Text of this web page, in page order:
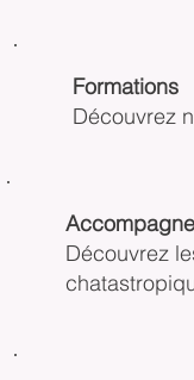
Formations
Découvrez
Découvrez